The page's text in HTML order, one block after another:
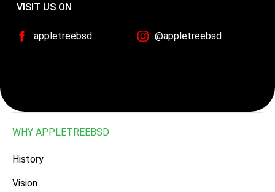
VISIT US ON
appletreebsd @appletreebsd
WHY APPLETREEBSD
History
Vision